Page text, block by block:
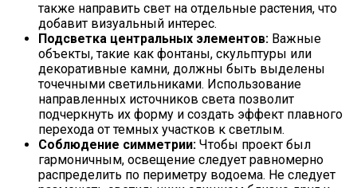
также направить свет на отдельные растения, что
добавит визуальный интерес.
Подсветка центральных элементов: Важные
объекты, такие как фонтаны, скульптуры или
декоративные камни, должны быть выделены
точечными светильниками. Использование
направленных источников света позволит
подчеркнуть их форму и создать эффект плавного
перехода от темных участков к светлым.
Соблюдение симметрии: Чтобы проект был
гармоничным, освещение следует равномерно
распределить по периметру водоема. Не следует